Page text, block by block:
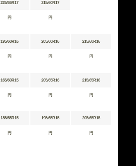
225/55R17
円
215/60R17
円
195/60R16
円
205/60R16
円
215/60R16
円
165/60R15
円
205/65R16
円
215/65R16
円
185/65R15
円
195/65R15
円
205/65R15
円